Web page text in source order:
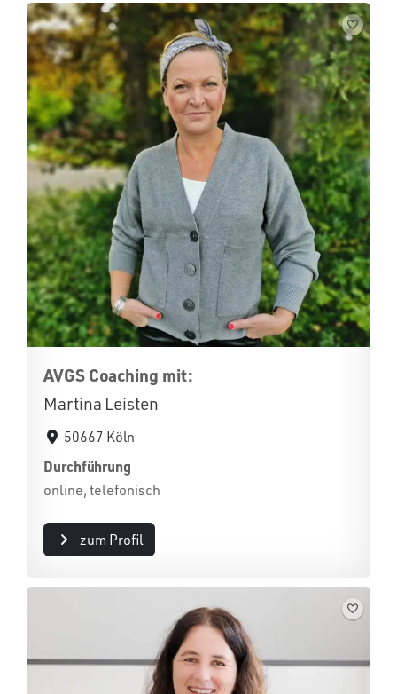
AVGS Coaching mit:
Martina Leisten
50667 Köln
Durchführung
online, telefonisch
zum Profil